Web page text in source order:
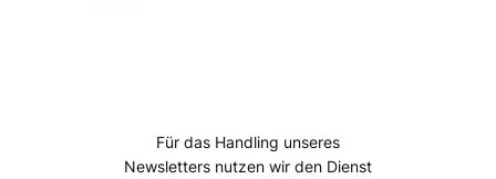
Für das Handling unseres
Newsletters nutzen wir den Dienst